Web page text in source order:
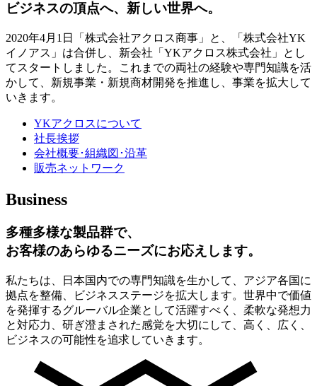
ビジネスの頂点へ、新しい世界へ。
2020年4月1日「株式会社アクロス商事」と、「株式会社YK
イノアス」は合併し、新会社「YKアクロス株式会社」とし
てスタートしました。これまでの両社の経験や専門知識を活
かして、新規事業・新規商材開発を推進し、事業を拡大して
いきます。
YKアクロスについて
社長挨拶
会社概要･組織図･沿革
販売ネットワーク
Business
多種多様な製品群で、
お客様のあらゆるニーズにお応えします。
私たちは、日本国内での専門知識を生かして、アジア各国に
拠点を整備、ビジネスステージを拡大します。世界中で価値
を発揮するグルーバル企業として活躍すべく、柔軟な発想力
と対応力、研ぎ澄まされた感覚を大切にして、高く、広く、
ビジネスの可能性を追求していきます。